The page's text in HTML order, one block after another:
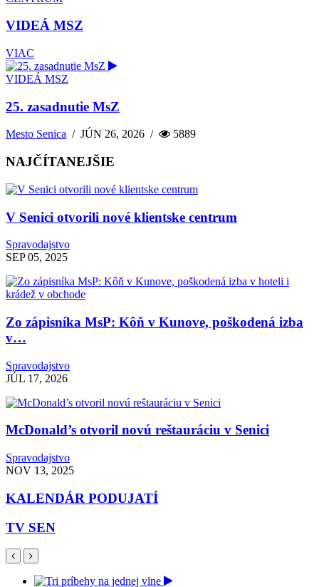
VIDEÁ MSZ
VIAC
VIDEÁ MSZ
25. zasadnutie MsZ
Mesto Senica /JÚN 26, 2026 / 5889
NAJČÍTANEJŠIE
V Senici otvorili nové klientske centrum
Spravodajstvo
SEP 05, 2025
Zo zápisníka MsP: Kôň v Kunove, poškodená izba
v…
Spravodajstvo
JÚL 17, 2026
McDonald’s otvoril novú reštauráciu v Senici
Spravodajstvo
NOV 13, 2025
KALENDÁR PODUJATÍ
TV SEN